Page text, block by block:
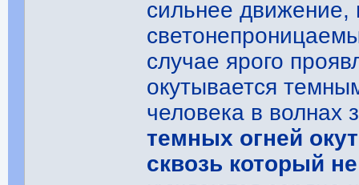
сильнее
случае ярого
окутывается
человека в волнах
темных огней
сквозь который